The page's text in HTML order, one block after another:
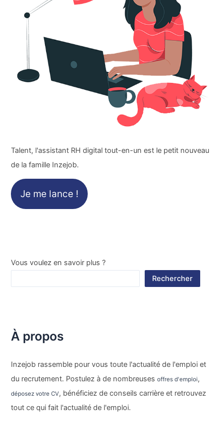
Talent, l'assistant RH digital tout-en-un est le petit nouveau
de la famille Inzejob.
Je me lance !
Vous voulez en savoir plus ?
Rechercher
À propos
Inzejob rassemble pour vous toute l'actualité de l'emploi et
du recrutement. Postulez à de nombreusesoffres d'emploi,
déposez votre CV, bénéficiez de conseils carrière et retrouvez
tout ce qui fait l'actualité de l'emploi.